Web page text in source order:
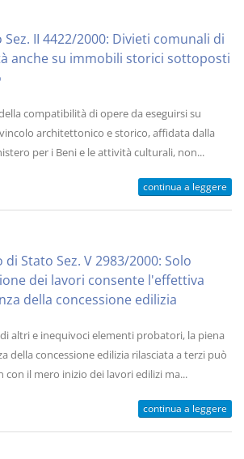
Sez. II 4422/2000: Divieti comunali di
anche su immobili storici sottoposti
compatibilità di opere da eseguirsi su
architettonico e storico, affidata dalla
per i Beni e le attività culturali, non...
continua a leggere
di Stato Sez. V 2983/2000: Solo
dei lavori consente l'effettiva
della concessione edilizia
altri e inequivoci elementi probatori, la piena
della concessione edilizia rilasciata a terzi può
il mero inizio dei lavori edilizi ma...
continua a leggere